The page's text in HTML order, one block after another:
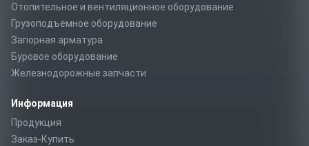
Отопительное и вентиляционное оборудование
Грузоподъемное оборудование
Запорная арматура
Буровое оборудование
Железнодорожные запчасти
Информация
Продукция
Заказ-Купить